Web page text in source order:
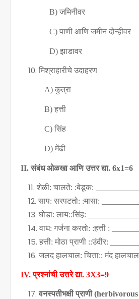
B) जमिनीवर
C) पाणी आणि जमीन दोन्हीवर
D) झाडावर
मिश्राहारीचे उदाहरण
A)कुत्रा
B)हत्ती
C)सिंह
D)मेंढी
II.संबंध ओळखा आणि उत्तर द्या. 6x1=6
शेळी: चालते: :बेडूक:
साप: सरपटतो: :मासा:
घोडा: लाय::सिंह:
वाघ: गर्जना करतो: :हत्ती :
हत्ती: मोठा प्राणी ::उंदीर:
जलद हालचाल: चित्ता:: मंद
IV.प्रश्नांची उत्तरे द्या. 3X3=9
वनस्पतीभक्षी प्राणी (